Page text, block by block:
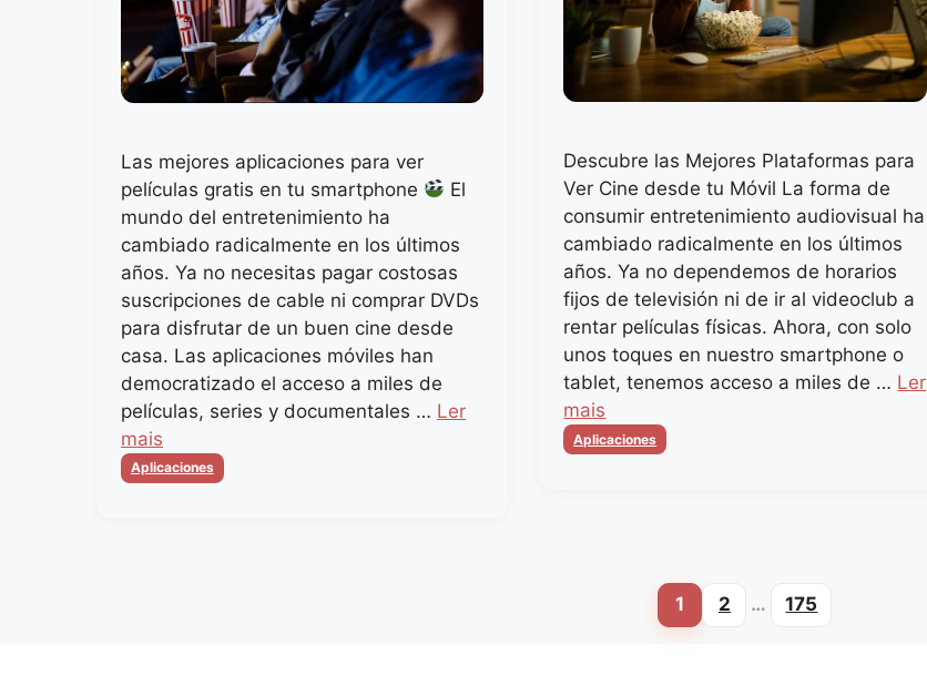
Las mejores aplicaciones para ver
películas gratis en tu smartphone
El
mundo del entretenimiento ha
cambiado radicalmente en los últimos
años. Ya no necesitas pagar costosas
suscripciones de cable ni comprar DVDs
para disfrutar de un buen cine desde
casa. Las aplicaciones móviles han
democratizado el acceso a miles de
películas, series y documentales … Ler
mais
Categorias
Aplicaciones
Descubre las Mejores Plataformas para
Ver Cine desde tu Móvil La forma de
consumir entretenimiento audiovisual ha
cambiado radicalmente en los últimos
años. Ya no dependemos de horarios
fijos de televisión ni de ir al videoclub a
rentar películas físicas. Ahora, con solo
unos toques en nuestro smartphone o
tablet, tenemos acceso a miles de … Ler
mais
Categorias
Aplicaciones
Page
1 Page
2 … Page
175